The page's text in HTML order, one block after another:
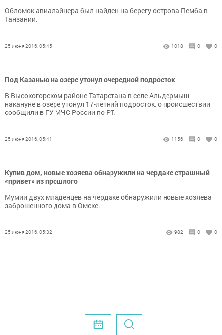
Обломок авиалайнера был найден на берегу острова Пемба в
Танзании.
25 июня 2016, 05:45 1018 0 0
Под Казанью на озере утонул очередной подросток
В Высокогорском районе Татарстана в селе Альдермыш
накануне в озере утонул 17-летний подросток, о происшествии
сообщили в ГУ МЧС России по РТ.
25 июня 2016, 05:41 1156 0 0
Купив дом, новые хозяева обнаружили на чердаке страшный
«привет» из прошлого
Мумии двух младенцев на чердаке обнаружили новые хозяева
заброшенного дома в Омске.
25 июня 2016, 05:32 982 0 0